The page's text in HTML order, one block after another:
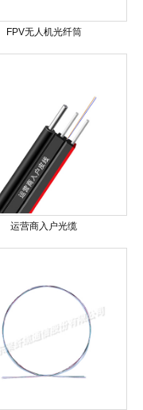
FPV无人机光纤筒
运营商入户光缆